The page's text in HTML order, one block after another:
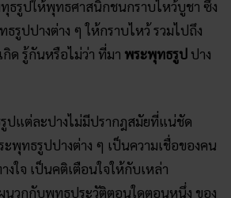
ธรูปให้พุทธศาสนิกชนกราบไหว้บูชา ซึ่ง
รูปปางต่าง ๆ ให้กราบไหว้ รวมไปถึง
ด รู้กันหรือไม่ว่า ที่มา พระพุทธรูป ปาง
ปแต่ละปางไม่มีปรากฎสมัยที่แน่ชัด
ะพุทธรูปปางต่าง ๆ เป็นความเชื่อของคน
ใจ เป็นคติเตือนใจให้กับเหล่า
วกกับพุทธประวัติตอนใดตอนหนึ่ง ของ